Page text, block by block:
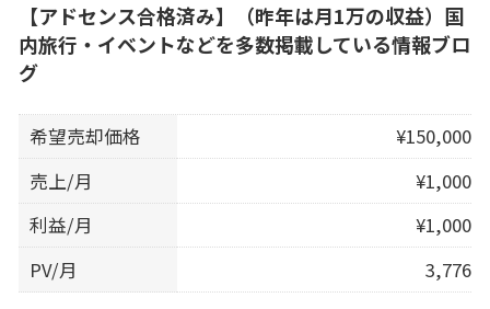
【アドセンス合格済み】（昨年は月1万の収益）国
内旅行・イベントなどを多数掲載している情報ブロ
グ
希望売却価格
¥150,000
売上/月
¥1,000
利益/月
¥1,000
PV/月
3,776